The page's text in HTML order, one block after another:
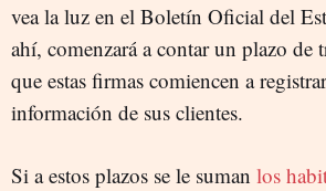
vea la luz en el Boletín Oficial del
ahí, comenzará a contar un plazo de
que estas firmas comiencen a
información de sus clientes.
Si a estos plazos se le suman los